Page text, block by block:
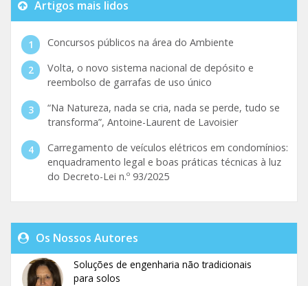
Artigos mais lidos
Concursos públicos na área do Ambiente
Volta, o novo sistema nacional de depósito e
reembolso de garrafas de uso único
“Na Natureza, nada se cria, nada se perde, tudo se
transforma”, Antoine-Laurent de Lavoisier
Carregamento de veículos elétricos em condomínios:
enquadramento legal e boas práticas técnicas à luz
do Decreto-Lei n.º 93/2025
Os Nossos Autores
Soluções de engenharia não tradicionais
para solos